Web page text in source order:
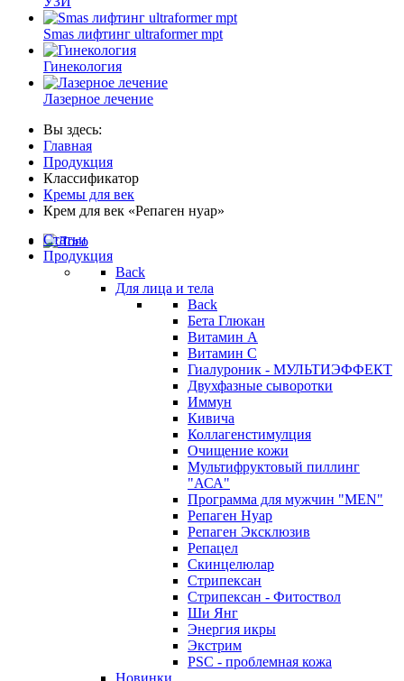
Smas лифтинг ultraformer mpt
Гинекология
Лазерное лечение
Вы здесь:
Главная
Продукция
Классификатор
Кремы для век
Крем для век «Репаген нуар»
Статьи
Продукция
Back
Для лица и тела
Back
Бета Глюкан
Витамин А
Витамин С
Гиалуроник - МУЛЬТИЭФФЕКТ
Двухфазные сыворотки
Иммун
Кивича
Коллагенстимулция
Очищение кожи
Мультифруктовый пиллинг
"АСА"
Программа для мужчин "MEN"
Репаген Нуар
Репаген Эксклюзив
Репацел
Скинцелюлар
Стрипексан
Стрипексан - Фитоствол
Ши Янг
Энергия икры
Экстрим
PSC - проблемная кожа
Новинки